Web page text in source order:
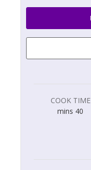
COOK TIME
40
mins